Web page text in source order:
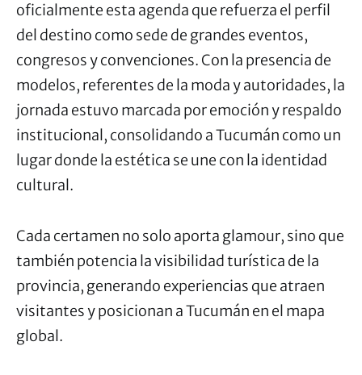
oficialmente esta agenda que refuerza el perfil
del destino como sede de grandes eventos,
congresos y convenciones. Con la presencia de
modelos, referentes de la moda y autoridades, la
jornada estuvo marcada por emoción y respaldo
institucional, consolidando a Tucumán como un
lugar donde la estética se une con la identidad
cultural.
Cada certamen no solo aporta glamour, sino que
también potencia la visibilidad turística de la
provincia, generando experiencias que atraen
visitantes y posicionan a Tucumán en el mapa
global.